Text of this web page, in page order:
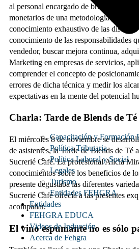
Capacitación y Formación
Política Tributaria
Política Laboral y Social
Legales
Turismo
Entidades FEHGRA
Entidades
FEHGRA EDUCA
Videos de Inducción
Acerca de Fehgra
al personal encargado de brindar
monetarios de una metodología para
conocimiento exhaustivo de las
conocimiento de las responsabilidades
vendedor, buscar mejora continua,
Marketing en empresas de servicios,
comprender el concepto de
errores de dicha técnica y medir los
expectativas en la mente del potencial
Charla: Tarde de Blends de Té
El miércoles 8 de noviembre se
de asistentes, la Tarde de Blends de Té
Sucrerié Café. La profesional Alicia
conocimientos sobre los beneficios de
presente degustaba las diferentes
Sucrerié Café ofrecía a las presentes
acompañar.
El vino espumante no es sólo